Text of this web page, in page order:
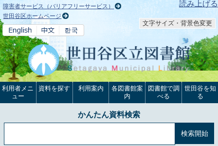
本文へ 読み上げる
障害者サービス（バリアフリーサービス）
世田谷区ホームページ
文字サイズ・背景色変更
利用者メニ
ュー
資料を探す 利用案内
各図書館案
内
図書館で調
べる
世田谷を知
る
かんたん資料検索